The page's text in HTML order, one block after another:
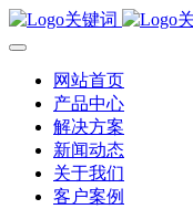
网站首页
产品中心
解决方案
新闻动态
关于我们
客户案例